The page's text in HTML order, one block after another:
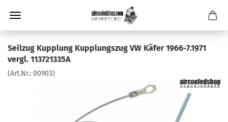
Seilzug Kupplung Kupplungszug VW Käfer 1966-7.1971
vergl. 113721335A
(Art.Nr.: 00903)